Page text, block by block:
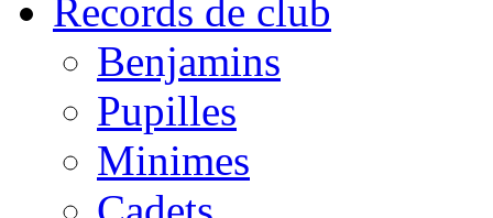
Records de club
Benjamins
Pupilles
Minimes